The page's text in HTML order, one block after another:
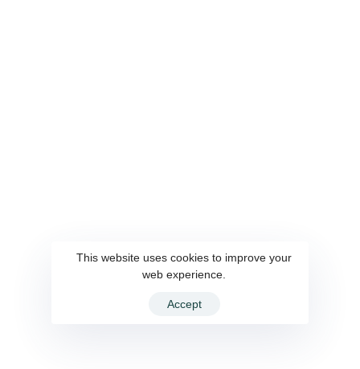
This website uses cookies to improve your
web experience.
Accept